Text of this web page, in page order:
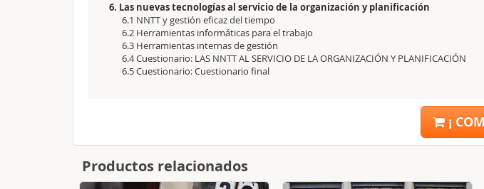
6. Las nuevas tecnologías al servicio de la organización y planificación
6.1 NNTT y gestión eficaz del tiempo
6.2 Herramientas informáticas para el trabajo
6.3 Herramientas internas de gestión
6.4 Cuestionario: LAS NNTT AL SERVICIO DE LA ORGANIZACIÓN Y PLANIFICACIÓN
6.5 Cuestionario: Cuestionario final
¡
Productos relacionados